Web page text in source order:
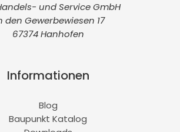
und Service GmbH
den Gewerbewiesen 17
67374 Hanhofen
Informationen
Blog
Baupunkt Katalog